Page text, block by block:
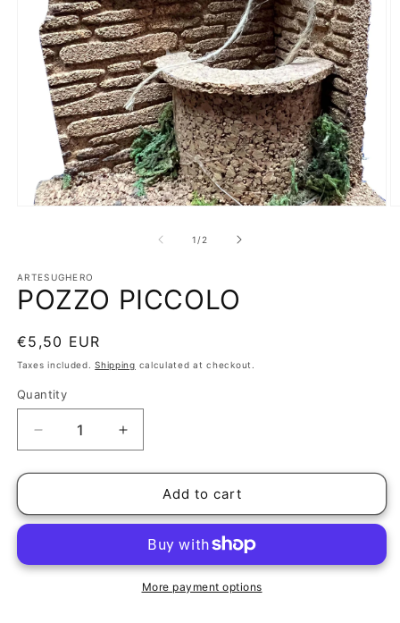
1 /of
2
ARTESUGHERO
POZZO PICCOLO
Regular
price
€5,50 EUR
Taxes included.Shipping calculated at checkout.
Quantity
Decrease
quantity
for
PICCOLO
Increase
quantity
for
POZZO
PICCOLO
Add to cart
More payment options